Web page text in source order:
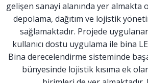
gelişen sanayi alanında yer
depolama, dağıtım ve lojistik
sağlamaktadır. Projede
kullanıcı dostu uygulama ile bina
Bina derecelendirme sisteminde
bünyesinde lojistik kısıma ek